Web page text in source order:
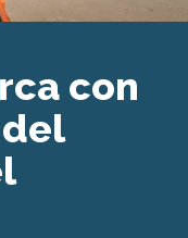
con